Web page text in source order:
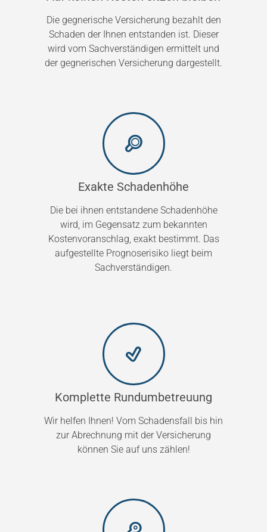
Die gegnerische Versicherung bezahlt den
Schaden der Ihnen entstanden ist. Dieser
wird vom Sachverständigen ermittelt und
der gegnerischen Versicherung dargestellt.
Exakte Schadenhöhe
Die bei ihnen entstandene Schadenhöhe
wird, im Gegensatz zum bekannten
Kostenvoranschlag, exakt bestimmt. Das
aufgestellte Prognoserisiko liegt beim
Sachverständigen.
Komplette Rundumbetreuung
Wir helfen Ihnen! Vom Schadensfall bis hin
zur Abrechnung mit der Versicherung
können Sie auf uns zählen!